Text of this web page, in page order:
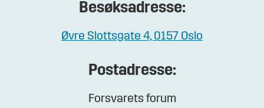
Besøksadresse:
Øvre Slottsgate 4, 0157 Oslo
Postadresse:
Forsvarets forum